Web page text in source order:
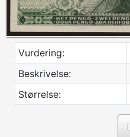
Vurdering:
Beskrivelse:
Størrelse: